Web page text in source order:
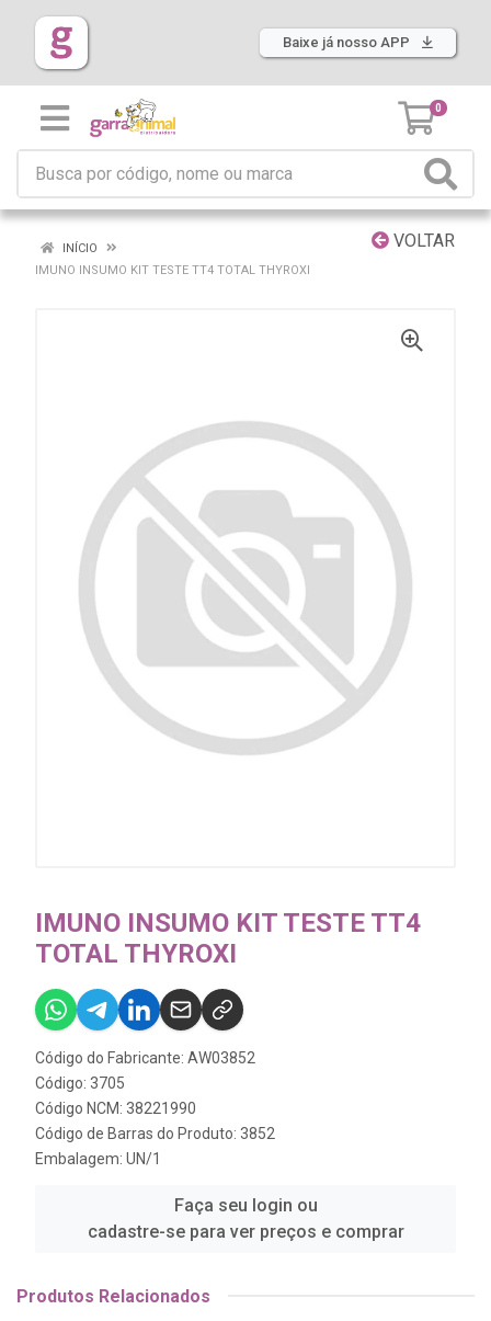
Baixe já nosso APP
0
VOLTAR
INÍCIO
IMUNO INSUMO KIT TESTE TT4 TOTAL THYROXI
IMUNO INSUMO KIT TESTE TT4
TOTAL THYROXI
Código do Fabricante: AW03852
Código: 3705
Código NCM: 38221990
Código de Barras do Produto: 3852
Embalagem: UN/1
Faça seu login ou
cadastre-se para ver preços e comprar
Produtos Relacionados